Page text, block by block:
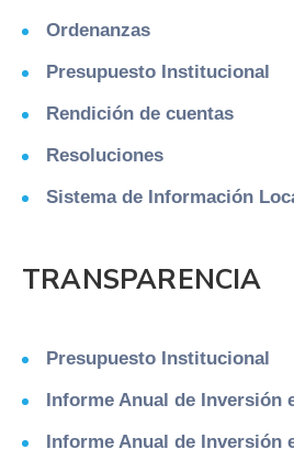
Ordenanzas
Presupuesto Institucional
Rendición de cuentas
Resoluciones
Sistema de Información
TRANSPARENCIA
Presupuesto Institucional
Informe Anual de Inversión
Informe Anual de Inversión